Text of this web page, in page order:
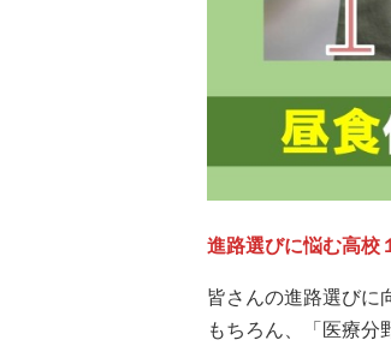
進路選びに悩む高校
皆さんの進路選びに
もちろん、「医療分